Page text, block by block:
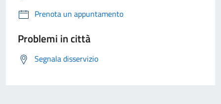
Prenota un appuntamento
Problemi in città
Segnala disservizio